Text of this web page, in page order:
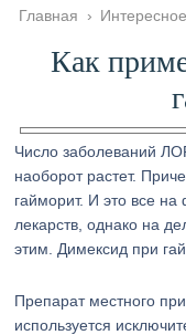
Главная › Интересное
Как
Число заболеваний
наоборот растет.
гайморит. И это все
лекарств, однако на
этим. Димексид при
Препарат местного
используется